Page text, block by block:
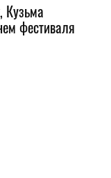
Кузьма
фестиваля